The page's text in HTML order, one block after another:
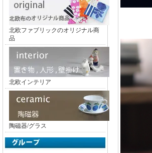
北欧ファブリックのオリジナル商
品
北欧インテリア
陶磁器/グラス